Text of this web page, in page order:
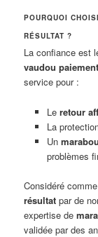
POURQUOI
RÉSULTAT ?
La confiance est
vaudou
service pour :
Le retour
La
Un
problèmes
Considéré
résultat par de
expertise de
validée par des